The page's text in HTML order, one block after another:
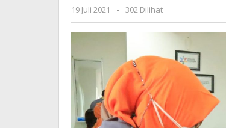
I
19 Juli 2021
oleh
Beri
Kabar
- 302 Dilihat